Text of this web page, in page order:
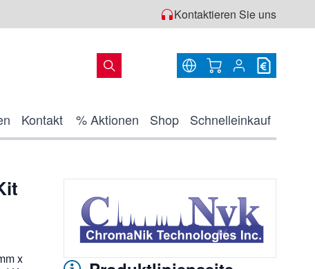
Kontaktieren Sie uns
Warenkorb
Kontakt % Aktionen Shop Schnelleinkauf
x